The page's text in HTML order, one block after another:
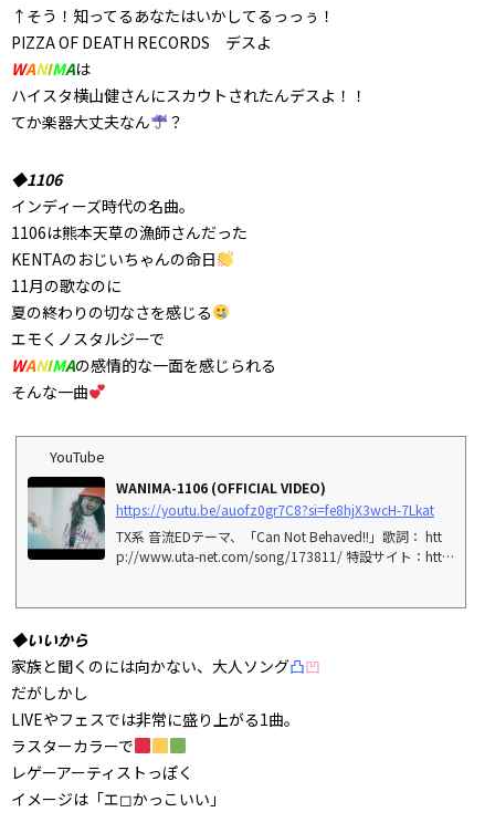
↑そう！知ってるあなたはいかしてるっっぅ！
PIZZA OF DEATH RECORDS デスよ
WANIMAは
ハイスタ横山健さんにスカウトされたんデスよ！！
てか楽器大丈夫なん
？
◆1106
インディーズ時代の名曲。
1106は熊本天草の漁師さんだった
KENTAのおじいちゃんの命日
11月の歌なのに
夏の終わりの切なさを感じる
エモくノスタルジーで
WANIMAの感情的な一面を感じられる
そんな一曲
YouTube
WANIMA-1106 (OFFICIAL VIDEO)
https://youtu.be/auofz0gr7C8?si=fe8hjX3wcH-7Lkat
TX系 音流EDテーマ、「Can Not Behaved!!」歌詞： htt
p://www.uta-net.com/song/173811/ 特設サイト：htt
◆いいから
家族と聞くのには向かない、大人ソング凸凹
だがしかし
LIVEやフェスでは非常に盛り上がる1曲。
ラスターカラーで
レゲーアーティストっぽく
イメージは「エ◻︎かっこいい」